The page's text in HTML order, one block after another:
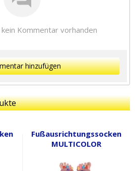
Kommentar vorhanden
hinzufügen
Fußausrichtungssocken
MULTICOLOR